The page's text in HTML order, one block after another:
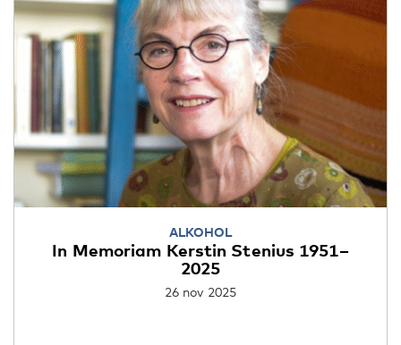
ALKOHOL
In Memoriam Kerstin Stenius 1951–
2025
26 nov 2025